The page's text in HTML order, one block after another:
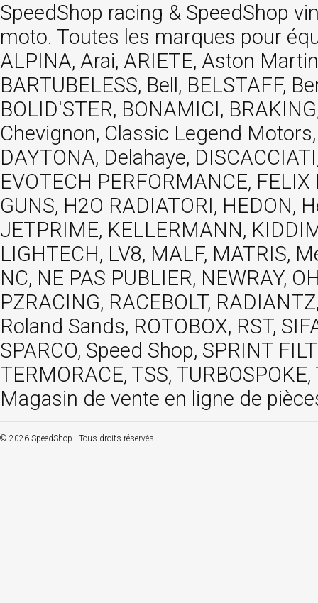
SpeedShop racing & SpeedShop
moto. Toutes les marques pour
ALPINA, Arai, ARIETE, Aston
BARTUBELESS, Bell, BELSTAFF,
BOLID'STER, BONAMICI,
Chevignon, Classic Legend
DAYTONA, Delahaye,
EVOTECH PERFORMANCE,
GUNS, H2O RADIATORI, HEDON,
JETPRIME, KELLERMANN,
LIGHTECH, LV8, MALF, MATRIS,
NC, NE PAS PUBLIER, NEWRAY,
PZRACING, RACEBOLT,
Roland Sands, ROTOBOX, RST,
SPARCO, Speed Shop, SPRINT
TERMORACE, TSS,
Magasin de vente en ligne de
© 2026 SpeedShop - Tous droits réservés.